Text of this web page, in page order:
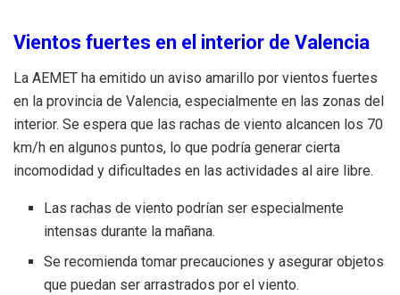
Vientos fuertes en el interior de Valencia
La AEMET ha emitido un aviso amarillo por vientos fuertes
en la provincia de Valencia, especialmente en las zonas del
interior. Se espera que las rachas de viento alcancen los 70
km/h en algunos puntos, lo que podría generar cierta
incomodidad y dificultades en las actividades al aire libre.
Las rachas de viento podrían ser especialmente
intensas durante la mañana.
Se recomienda tomar precauciones y asegurar objetos
que puedan ser arrastrados por el viento.